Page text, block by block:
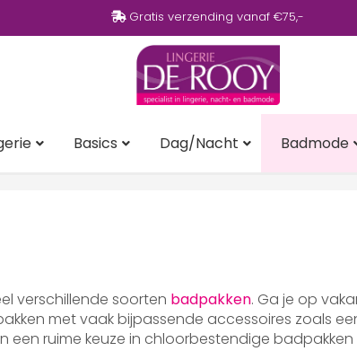
Gratis verzending vanaf €75,-
Basics Dag/Nacht Badmode
verschillende soorten badpakken. Ga je op
met vaak bijpassende accessoires zoals
ruime keuze in chloorbestendige badpakken